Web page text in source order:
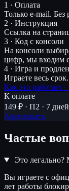
1 · Оплата
Только e-mail. Без
2 · Инструкция
Ссылка на
3 · Код с консоли
На консоли
цифр, мы входим
4 · Игра и
Играете весь
Как это
К оплате
149 ₽ · П2 · 7 дней
Арендовать
Частые
Это легально?
Вы играете с
лет работы